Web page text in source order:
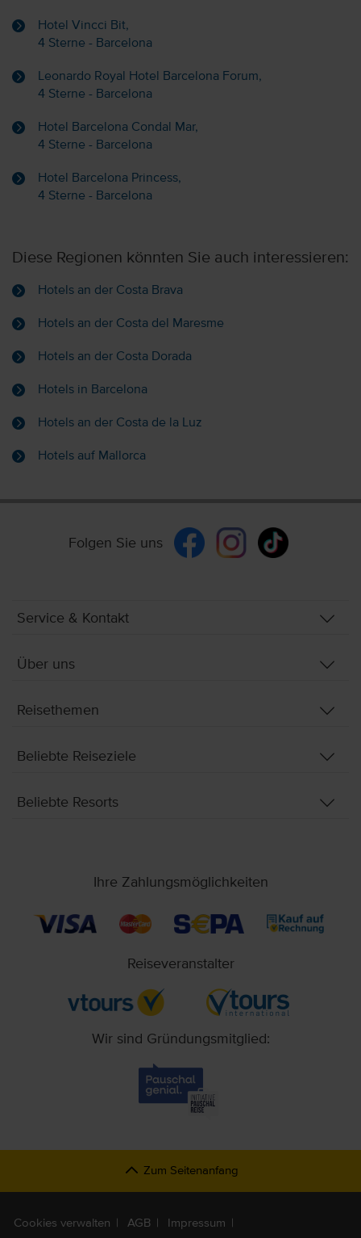
Hotel Vincci Bit,
4 Sterne - Barcelona
Leonardo Royal Hotel Barcelona Forum,
4 Sterne - Barcelona
Hotel Barcelona Condal Mar,
4 Sterne - Barcelona
Hotel Barcelona Princess,
4 Sterne - Barcelona
Diese Regionen könnten Sie auch interessieren:
Hotels an der Costa Brava
Hotels an der Costa del Maresme
Hotels an der Costa Dorada
Hotels in Barcelona
Hotels an der Costa de la Luz
Hotels auf Mallorca
Folgen Sie uns
Service & Kontakt
Über uns
Reisethemen
Beliebte Reiseziele
Beliebte Resorts
Ihre Zahlungsmöglichkeiten
Reiseveranstalter
Wir sind Gründungsmitglied:
Zum Seitenanfang
Cookies verwalten AGB Impressum